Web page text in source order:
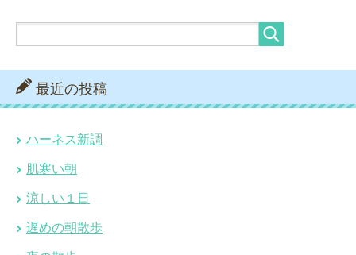
最近の投稿
ハーネス新調
肌寒い朝
涼しい１日
遅めの朝散歩